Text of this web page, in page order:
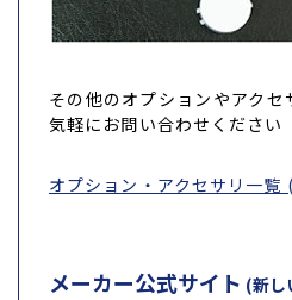
その他のオプションやアク
気軽にお問い合わせください
オプション・アクセサリ一覧
メーカー公式サイト (新し